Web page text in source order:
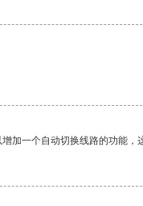
加一个自动切换线路的功能